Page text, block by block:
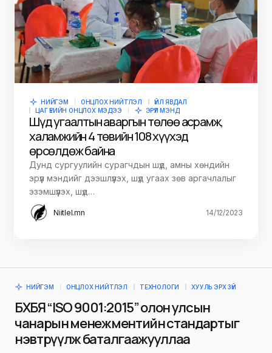
НИЙГЭМ ОНЦЛОХ НИЙТЛЭЛ
ҮЙЛ ЯВДАЛ
ЦАГ ҮЕИЙН ОНЦЛОХ МЭДЭЭ
ЭРҮҮЛ МЭНД
Шүд угаалтын аваргын төлөө асрамж,
халамжийн 4 төвийн 108 хүүхэд
өрсөлдөж байна
Дунд сургуулийн сурагчдын шүд, амны хөндийн
эрүүл мэндийг дээшлүүлэх, шүд угаах зөв аргачлалыг
эзэмшүүлэх, шүд…
Niitlel.mn 14/12/2023
НИЙГЭМ ОНЦЛОХ НИЙТЛЭЛ ТЕХНОЛОГИ ХУУЛЬ ЭРХ ЗҮЙ
БХБЯ “ISO 9001:2015” олон улсын
чанарын менежментийн стандартыг
нэвтрүүлж баталгаажууллаа